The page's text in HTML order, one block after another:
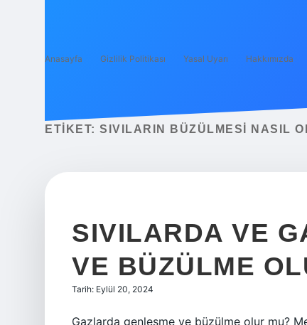
Anasayfa Gizlilik Politikası Yasal Uyarı Hakkımızda
ETIKET: SIVILARIN BÜZÜLMESI NASIL
SIVILARDA VE
VE BÜZÜLME
Tarih: Eylül 20, 2024
Gazlarda genleşme ve büzülme olur mu?